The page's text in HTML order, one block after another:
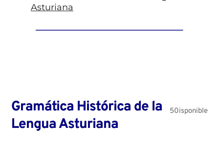
Asturiana
Gramática Histórica de la
Lengua Asturiana
50isponible